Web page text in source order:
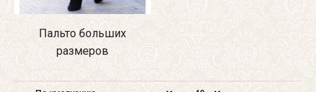
Пальто больших
размеров